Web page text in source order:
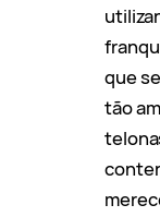
que
tão